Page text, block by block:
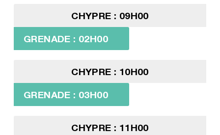
CHYPRE : 09H00
GRENADE : 02H00
CHYPRE : 10H00
GRENADE : 03H00
CHYPRE : 11H00